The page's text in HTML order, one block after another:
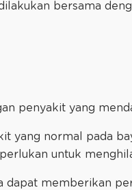
bersama
penyakit yang
yang normal pada
untuk
dapat memberikan